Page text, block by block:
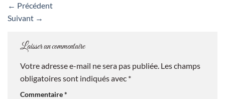
← Précédent
Suivant →
Laisser un commentaire
Votre adresse e-mail ne sera pas publiée. Les champs
obligatoires sont indiqués avec *
Commentaire*